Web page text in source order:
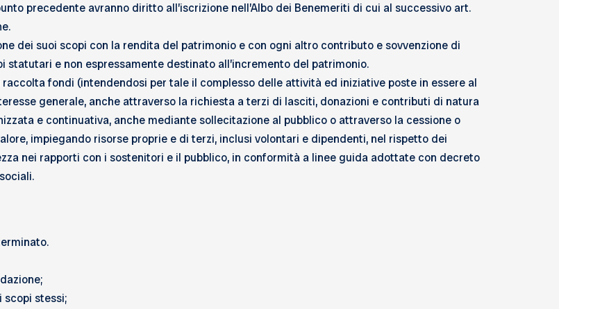
precedente avranno diritto all’iscrizione nell’Albo dei Benemeriti di cui al successivo art.
dei suoi scopi con la rendita del patrimonio e con ogni altro contributo e sovvenzione di
statutari e non espressamente destinato all’incremento del patrimonio.
fondi (intendendosi per tale il complesso delle attività ed iniziative poste in essere al
generale, anche attraverso la richiesta a terzi di lasciti, donazioni e contributi di natura
e continuativa, anche mediante sollecitazione al pubblico o attraverso la cessione o
impiegando risorse proprie e di terzi, inclusi volontari e dipendenti, nel rispetto dei
nei rapporti con i sostenitori e il pubblico, in conformità a linee guida adottate con decreto
stessi;